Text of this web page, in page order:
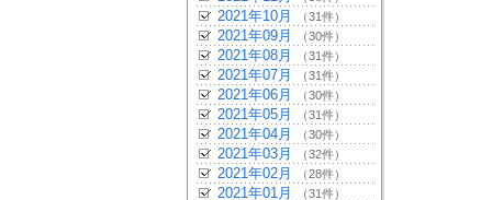
2021年10月 （31件）
2021年09月 （30件）
2021年08月 （31件）
2021年07月 （31件）
2021年06月 （30件）
2021年05月 （31件）
2021年04月 （30件）
2021年03月 （32件）
2021年02月 （28件）
2021年01月 （31件）